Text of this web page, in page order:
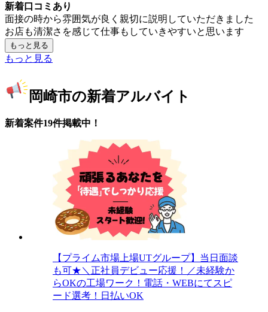
新着口コミあり
面接の時から雰囲気が良く親切に説明していただきました
お店も清潔さを感じて仕事もしていきやすいと思います
もっと見る
もっと見る
岡崎市の新着アルバイト
新着案件19件掲載中！
【プライム市場上場UTグループ】当日面談
も可★＼正社員デビュー応援！／未経験か
らOKの工場ワーク！電話・WEBにてスピ
ード選考！日払いOK